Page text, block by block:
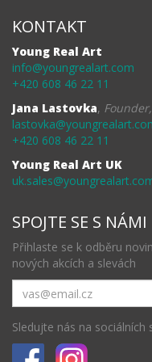
KONTAKT
Young Real Art
info@youngrealart.com
+420 608 46 22 11
Jana Lastovka,
+420 608 46 22 11
Young Real Art UK
SPOJTE SE S NÁMI
Přihlaste se k odběru
nových akcích a slevách
Sledujte nás na sociálních